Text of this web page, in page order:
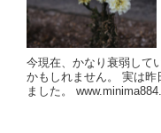
今現在、かなり衰弱して
かもしれません。 実は
ました。